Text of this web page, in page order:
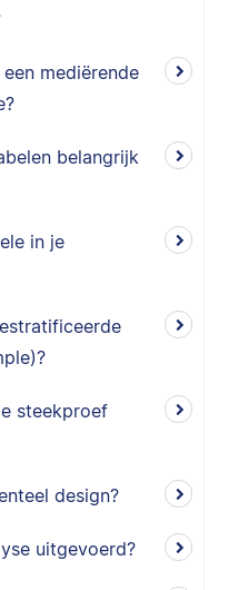
mediërende
belangrijk
in je
steekproef
design?
uitgevoerd?